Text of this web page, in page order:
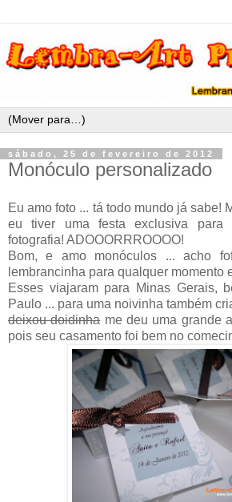
sábado, 25 de fevereiro de 2012
Monóculo personalizado
Eu amo foto ... tá todo mundo já sabe!
eu tiver uma festa exclusiva para
fotografia! ADOOORRROOOO!
Bom, e amo monóculos ... acho
lembrancinha para qualquer momento
Esses viajaram para Minas Gerais,
Paulo ... para uma noivinha também
deixou doidinhame deu uma grande
pois seu casamento foi bem no